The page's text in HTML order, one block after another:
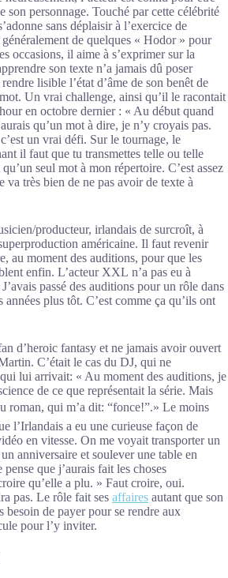
son personnage. Touché par cette célébrité
sans déplaisir à l’exercice de
de quelques « Hodor » pour
occasions, il aime à s’exprimer sur la
son texte n’a jamais dû poser
lisible l’état d’âme de son benêt de
Un vrai challenge, ainsi qu’il le racontait
en octobre dernier : « Au début quand
qu’un mot à dire, je n’y croyais pas.
un vrai défi. Sur le tournage, le
il faut que tu transmettes telle ou telle
seul mot à mon répertoire. C’est assez
va très bien de ne pas avoir de texte à
producteur, irlandais de surcroît, à
américaine. Il faut revenir
au moment des auditions, pour que les
enfin. L’acteur XXL n’a pas eu à
passé des auditions pour un rôle dans
plus tôt. C’est comme ça qu’ils ont
d’heroic fantasy et ne jamais avoir ouvert
C’était le cas du DJ, qui ne
lui arrivait: « Au moment des auditions, je
de ce que représentait la série. Mais
roman, qui m’a dit: “fonce!”.» Le moins
l’Irlandais a eu une curieuse façon de
en vitesse. On me voyait transporter un
anniversaire et soulever une table en
que j’aurais fait les choses
qu’elle a plu. » Faut croire, oui.
pas. Le rôle fait ses affaires autant que son
besoin de payer pour se rendre aux
pour l’y inviter.